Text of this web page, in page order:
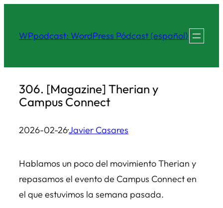
contenido
WPpodcast: WordPress Pódcast (español)
306. [Magazine] Therian y
Campus Connect
2026-02-26·Javier Casares
Hablamos un poco del movimiento Therian y
repasamos el evento de Campus Connect en
el que estuvimos la semana pasada.